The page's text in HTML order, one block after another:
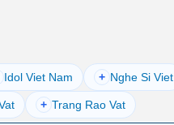
Idol Viet Nam + Nghe Si Viet
+ Trang Rao Vat